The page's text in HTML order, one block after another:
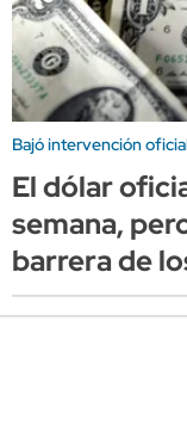
Bajó intervención
El dólar
semana,
barrera de